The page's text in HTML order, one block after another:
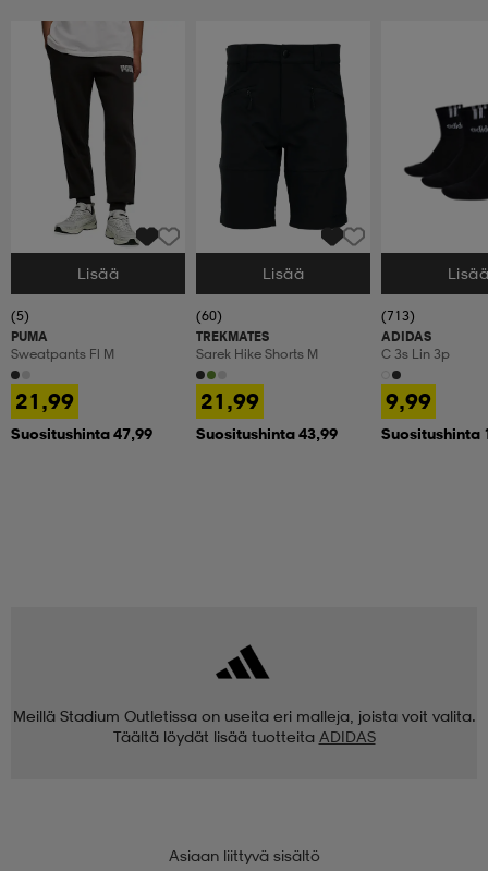
Valitse Koko
Lisää
(5)
PUMA
Sweatpants Fl M
21,99
Suositushinta 47,99
Valitse Koko
Lisää
(60)
TREKMATES
Sarek Hike Shorts M
21,99
Suositushinta 43,99
Valitse Koko
(713)
ADIDAS
C 3s Lin 3p
9,99
Suositushinta
Meillä Stadium Outletissa on useita eri malleja, joista voit valita.
Täältä löydät lisää tuotteita ADIDAS
Asiaan liittyvä sisältö